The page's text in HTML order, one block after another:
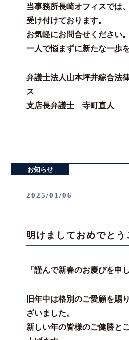
当事務所長崎オフィスでは
受け付けております。
お気軽にお問合せください。
一人で悩まずに新たな一歩
弁護士法人山本坪井綜合法
ス
支店長弁護士 寺町直人
お知らせ
2025/01/06
明けましておめでとう
「謹んで新春のお慶びを申
旧年中は格別のご愛顧を賜
ざいました。
新しい年の皆様のご健勝と